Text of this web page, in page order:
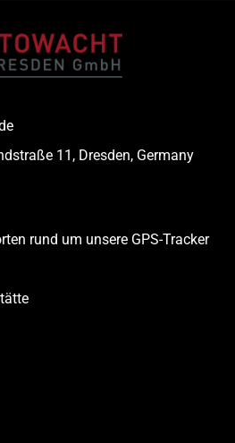
11, Dresden, Germany
rund um unsere GPS-Tracker